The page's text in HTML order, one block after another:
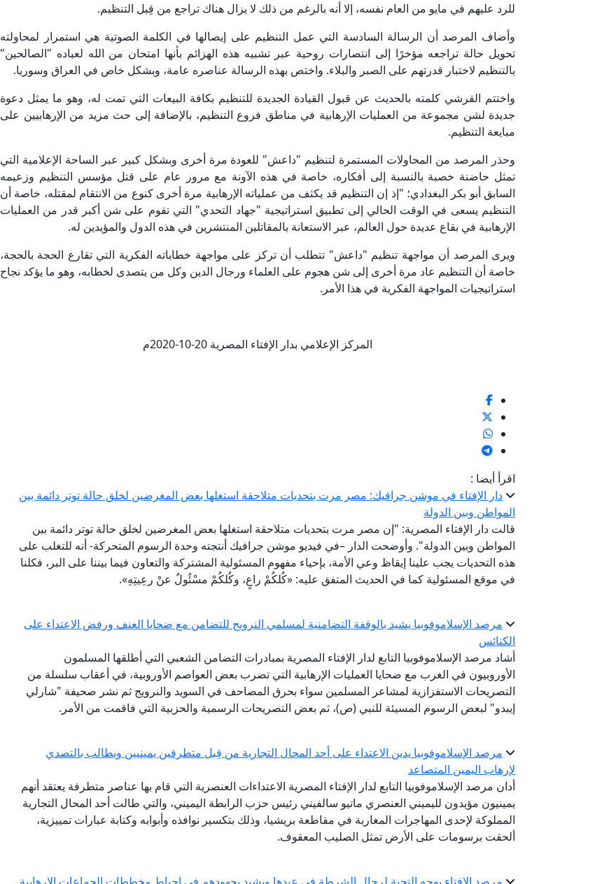
للرد عليهم في مايو من العام نفسه، إلا أنه بالرغم من ذلك لا يزال هناك تراجع من قِبل التنظيم.
وأضاف المرصد أن الرسالة السادسة التي عمل التنظيم على إيصالها في الكلمة الصوتية هي استمرار لمحاولته
تحويل حالة تراجعه مؤخرًا إلى انتصارات روحية عبر تشبيه هذه الهزائم بأنها امتحان من الله لعباده "الصالحين"
بالتنظيم لاختبار قدرتهم على الصبر والبلاء. واختص بهذه الرسالة عناصره عامة، وبشكل خاص في العراق وسوريا.
واختتم القرشي كلمته بالحديث عن قبول القيادة الجديدة للتنظيم بكافة البيعات التي تمت له، وهو ما يمثل دعوة
جديدة لشن مجموعة من العمليات الإرهابية في مناطق فروع التنظيم، بالإضافة إلى حث مزيد من الإرهابيين على
مبايعة التنظيم.
وحذر المرصد من المحاولات المستمرة لتنظيم "داعش" للعودة مرة أخرى وبشكل كبير عبر الساحة الإعلامية التي
تمثل حاضنة خصبة بالنسبة إلى أفكاره، خاصة في هذه الآونة مع مرور عام على قتل مؤسس التنظيم وزعيمه
السابق أبو بكر البغدادي؛ "إذ إن التنظيم قد يكثف من عملياته الإرهابية مرة أخرى كنوع من الانتقام لمقتله، خاصة أن
التنظيم يسعى في الوقت الحالي إلى تطبيق استراتيجية "جهاد التحدي" التي تقوم على شن أكبر قدر من العمليات
الإرهابية في بقاع عديدة حول العالم، عبر الاستعانة بالمقاتلين المنتشرين في هذه الدول والمؤيدين له.
ويرى المرصد أن مواجهة تنظيم "داعش" تتطلب أن تركز على مواجهة خطاباته الفكرية التي تقارع الحجة بالحجة،
خاصة أن التنظيم عاد مرة أخرى إلى شن هجوم على العلماء ورجال الدين وكل من يتصدى لخطابه، وهو ما يؤكد نجاح
استراتيجيات المواجهة الفكرية في هذا الأمر.
المركز الإعلامي بدار الإفتاء المصرية 20-10-2020م
اقرأ أيضا :
دار الإفتاء في موشن جرافيك: مصر مرت بتحديات متلاحقة استغلها بعض المغرضين لخلق حالة توتر دائمة بين
المواطن وبين الدولة
قالت دار الإفتاء المصرية: "إن مصر مرت بتحديات متلاحقة استغلها بعض المغرضين لخلق حالة توتر دائمة بين
المواطن وبين الدولة". وأوضحت الدار –في فيديو موشن جرافيك أنتجته وحدة الرسوم المتحركة- أنه للتغلب على
هذه التحديات يجب علينا إيقاظ وعي الأمة، بإحياء مفهوم المسئولية المشتركة والتعاون فيما بيننا على البر، فكلنا
في موقع المسئولية كما في الحديث المتفق عليه: «كُلكُمْ راعٍ، وكُلكُمْ مسْئُولٌ عنْ رعِيتِهِ».
مرصد الإسلاموفوبيا يشيد بالوقفة التضامنية لمسلمي النرويج للتضامن مع ضحايا العنف ورفض الاعتداء على
الكنائس
أشاد مرصد الإسلاموفوبيا التابع لدار الإفتاء المصرية بمبادرات التضامن الشعبي التي أطلقها المسلمون
الأوروبيون في الغرب مع ضحايا العمليات الإرهابية التي تضرب بعض العواصم الأوروبية، في أعقاب سلسلة من
التصريحات الاستفزازية لمشاعر المسلمين سواء بحرق المصاحف في السويد والنرويج ثم نشر صحيفة "شارلي
إيبدو" لبعض الرسوم المسيئة للنبي (ص)، ثم بعض التصريحات الرسمية والحزبية التي فاقمت من الأمر.
مرصد الإسلاموفوبيا يدين الاعتداء على أحد المحال التجارية من قِبل متطرفين يمينيين ويطالب بالتصدي
لإرهاب اليمين المتصاعد
أدان مرصد الإسلاموفوبيا التابع لدار الإفتاء المصرية الاعتداءات العنصرية التي قام بها عناصر متطرفة يعتقد أنهم
يمينيون مؤيدون لليميني العنصري ماتيو سالفيني رئيس حزب الرابطة اليميني، والتي طالت أحد المحال التجارية
المملوكة لإحدى المهاجرات المغاربة في مقاطعة بريشيا، وذلك بتكسير نوافذه وأبوابه وكتابة عبارات تمييزية،
ألحقت برسومات على الأرض تمثل الصليب المعقوف.